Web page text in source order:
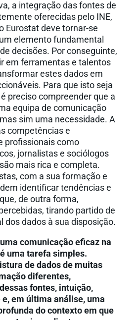
a integração das fontes de
oferecidas pelo INE,
Eurostat deve tornar-se
elemento fundamental
decisões. Por conseguinte,
em ferramentas e talentos
estes dados em
Para que isto seja
preciso compreender que a
equipa de comunicação
sim uma necessidade. A
competências e
profissionais como
jornalistas e sociólogos
mais rica e completa.
com a sua formação e
identificar tendências e
de outra forma,
tirando partido de
dos dados à sua disposição.
comunicação eficaz na
uma tarefa simples.
de dados de muitas
diferentes,
fontes, intuição,
em última análise, uma
do contexto em que